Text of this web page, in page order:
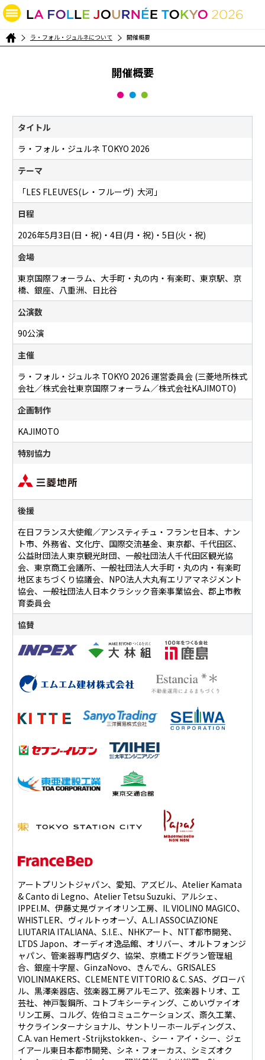
ラ・フォル・ジュルネについて 開催概要
開催概要
タイトル
ラ・フォル・ジュルネ TOKYO 2026
テーマ
「LES FLEUVES(レ・フルーヴ) ―― 大河」
日程
2026年5月3日(日・祝)・4日(月・祝)・5日(火・祝)
会場
東京国際フォーラム、大手町・丸の内・有楽町、東京駅、京
橋、銀座、八重洲、日比谷
公演数
90公演
主催
ラ・フォル・ジュルネ TOKYO 2026 運営委員会 (三菱地所株式
会社／株式会社東京国際フォーラム／株式会社KAJIMOTO)
企画制作
KAJIMOTO
特別協力
後援
在日フランス大使館／アンスティチュ・フランセ日本、ナン
ト市、外務省、文化庁、国際交流基金、東京都、千代田区、
公益財団法人東京観光財団、一般社団法人千代田区観光協
会、東京商工会議所、一般社団法人大手町・丸の内・有楽町
地区まちづくり協議会、NPO法人大丸有エリアマネジメント
協会、一般社団法人日本クラシック音楽事業協会、郡上市教
育委員会
協賛
アートプリントジャパン、愛知、アズビル、Atelier Kamata
& Canto di Legno、Atelier Tetsu Suzuki、アルシェ、
IPPEI.M、伊藤丈晃ヴァイオリン工房、IL VIOLINO MAGICO、
WHISTLER、ヴィルトゥオーゾ、A.L.I ASSOCIAZIONE
LIUTARIA ITALIANA、S.I.E.、NHKアート、NTT都市開発、
LTDS Japon、オーディオ逸品館、オリバー、オルトフォンジ
ャパン、管楽器専門店ダク、協栄、京橋エドグラン管理組
合、銀座十字屋、GinzaNovo、きんでん、GRISALES
VIOLINMAKERS、CLEMENTE VITTORIO & C. SAS、グローバ
ル、黒澤楽器店、弦楽器工房アルモニア、弦楽器トリオ、工
芸社、神戸製鋼所、コトブキシーティング、こめいヴァイオ
リン工房、コルグ、佐伯コミュニケーションズ、斎久工業、
サクラインターナショナル、サントリーホールディングス、
C.A. van Hemert -Strijkstokken-、シー・アイ・シー、ジェ
イアール東日本都市開発、シネ・フォーカス、シミズオク